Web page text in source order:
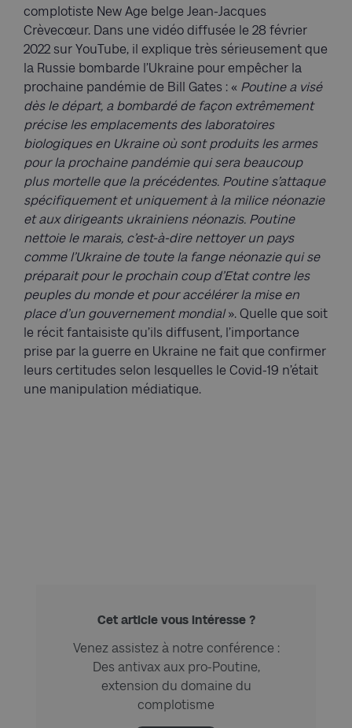
complotiste New Age belge Jean-Jacques
Crèvecœur. Dans une vidéo diffusée le 28 février
2022 sur YouTube, il explique très sérieusement que
la Russie bombarde l’Ukraine pour empêcher la
prochaine pandémie de Bill Gates : « Poutine a visé
dès le départ, a bombardé de façon extrêmement
précise les emplacements des laboratoires
biologiques en Ukraine où sont produits les armes
pour la prochaine pandémie qui sera beaucoup
plus mortelle que la précédentes. Poutine s’attaque
spécifiquement et uniquement à la milice néonazie
et aux dirigeants ukrainiens néonazis. Poutine
nettoie le marais, c’est-à-dire nettoyer un pays
comme l’Ukraine de toute la fange néonazie qui se
préparait pour le prochain coup d’Etat contre les
peuples du monde et pour accélérer la mise en
place d’un gouvernement mondial». Quelle que soit
le récit fantaisiste qu’ils diffusent, l’importance
prise par la guerre en Ukraine ne fait que confirmer
leurs certitudes selon lesquelles le Covid-19 n’était
une manipulation médiatique.
Cet article vous intéresse ?
Venez assistez à notre conférence :
Des antivax aux pro-Poutine,
extension du domaine du
complotisme